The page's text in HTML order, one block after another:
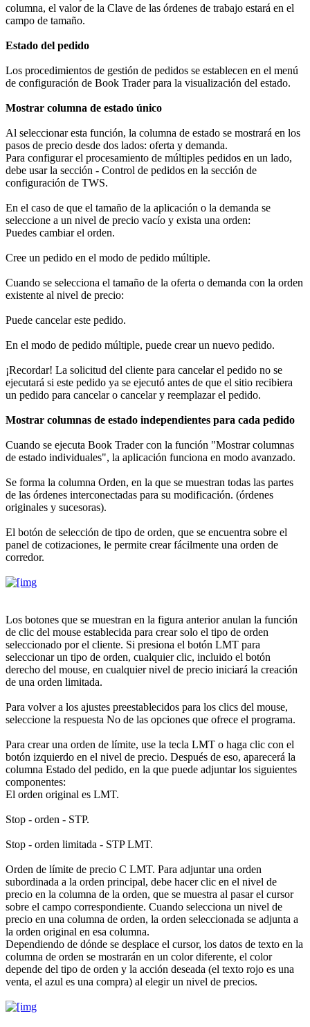
columna, el valor de la Clave de las órdenes de trabajo estará en el
campo de tamaño.
Estado del pedido
Los procedimientos de gestión de pedidos se establecen en el menú
de configuración de Book Trader para la visualización del estado.
Mostrar columna de estado único
Al seleccionar esta función, la columna de estado se mostrará en los
pasos de precio desde dos lados: oferta y demanda.
Para configurar el procesamiento de múltiples pedidos en un lado,
debe usar la sección - Control de pedidos en la sección de
configuración de TWS.
En el caso de que el tamaño de la aplicación o la demanda se
seleccione a un nivel de precio vacío y exista una orden:
Puedes cambiar el orden.
Cree un pedido en el modo de pedido múltiple.
Cuando se selecciona el tamaño de la oferta o demanda con la orden
existente al nivel de precio:
Puede cancelar este pedido.
En el modo de pedido múltiple, puede crear un nuevo pedido.
¡Recordar! La solicitud del cliente para cancelar el pedido no se
ejecutará si este pedido ya se ejecutó antes de que el sitio recibiera
un pedido para cancelar o cancelar y reemplazar el pedido.
Mostrar columnas de estado independientes para cada pedido
Cuando se ejecuta Book Trader con la función "Mostrar columnas
de estado individuales", la aplicación funciona en modo avanzado.
Se forma la columna Orden, en la que se muestran todas las partes
de las órdenes interconectadas para su modificación. (órdenes
originales y sucesoras).
El botón de selección de tipo de orden, que se encuentra sobre el
panel de cotizaciones, le permite crear fácilmente una orden de
corredor.
Los botones que se muestran en la figura anterior anulan la función
de clic del mouse establecida para crear solo el tipo de orden
seleccionado por el cliente. Si presiona el botón LMT para
seleccionar un tipo de orden, cualquier clic, incluido el botón
derecho del mouse, en cualquier nivel de precio iniciará la creación
de una orden limitada.
Para volver a los ajustes preestablecidos para los clics del mouse,
seleccione la respuesta No de las opciones que ofrece el programa.
Para crear una orden de límite, use la tecla LMT o haga clic con el
botón izquierdo en el nivel de precio. Después de eso, aparecerá la
columna Estado del pedido, en la que puede adjuntar los siguientes
componentes:
El orden original es LMT.
Stop - orden - STP.
Stop - orden limitada - STP LMT.
Orden de límite de precio C LMT. Para adjuntar una orden
subordinada a la orden principal, debe hacer clic en el nivel de
precio en la columna de la orden, que se muestra al pasar el cursor
sobre el campo correspondiente. Cuando selecciona un nivel de
precio en una columna de orden, la orden seleccionada se adjunta a
la orden original en esa columna.
Dependiendo de dónde se desplace el cursor, los datos de texto en la
columna de orden se mostrarán en un color diferente, el color
depende del tipo de orden y la acción deseada (el texto rojo es una
venta, el azul es una compra) al elegir un nivel de precios.